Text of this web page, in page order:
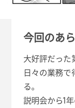
今回のあ
大好評だった
日々の業務
る。
説明会から1